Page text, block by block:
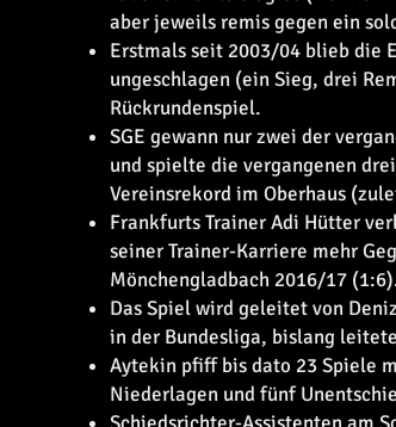
aber jeweils remis gegen ein
Erstmals seit 2003/04 blieb die
ungeschlagen (ein Sieg, drei
Rückrundenspiel.
SGE gewann nur zwei der
und spielte die vergangenen
Vereinsrekord im Oberhaus
Frankfurts Trainer Adi Hütter
seiner Trainer-Karriere mehr
Mönchengladbach 2016/17
Das Spiel wird geleitet von
in der Bundesliga, bislang
Aytekin pfiff bis dato 23 Spiele
Niederlagen und fünf